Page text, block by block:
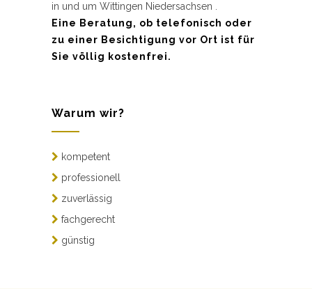
in und um Wittingen Niedersachsen .
Eine Beratung, ob telefonisch oder
zu einer Besichtigung vor Ort ist für
Sie völlig kostenfrei.
Warum wir?
kompetent
professionell
zuverlässig
fachgerecht
günstig